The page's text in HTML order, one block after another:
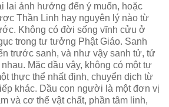
lai ảnh hưởng đến ý muốn, hoặc
Thần Linh hay nguyên lý nào từ
Không có đời sống vĩnh cửu ở
trong tư tưởng Phật Giáo. Sanh
trước sanh, và như vậy sanh tử, tử
Mặc dầu vậy, không có một tự
thực thể nhất định, chuyển dịch từ
khác. Dầu con người là một đơn vị
và cơ thể vật chất, phần tâm linh,